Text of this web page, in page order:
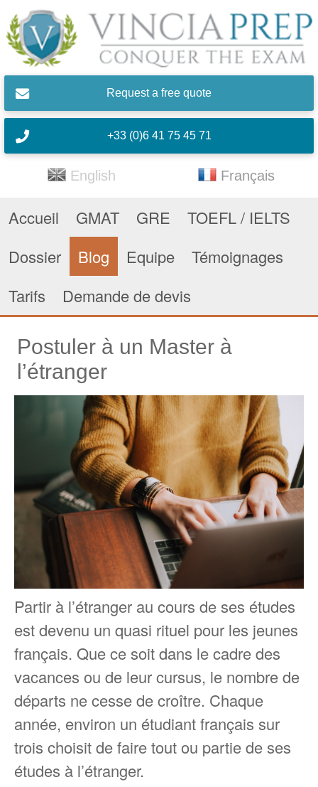
Skip to main content
Request a free quote
+33 (0)6 41 75 45 71
English Français
Accueil GMAT GRE
TOEFL / IELTS
Dossier
Blog Equipe
Témoignages
Tarifs
Demande de devis
Postuler à un Master à
l’étranger
Partir à l’étranger au cours de ses études
est devenu un quasi rituel pour les jeunes
français. Que ce soit dans le cadre des
vacances ou de leur cursus, le nombre de
départs ne cesse de croître. Chaque
année, environ un étudiant français sur
trois choisit de faire tout ou partie de ses
études à l’étranger.